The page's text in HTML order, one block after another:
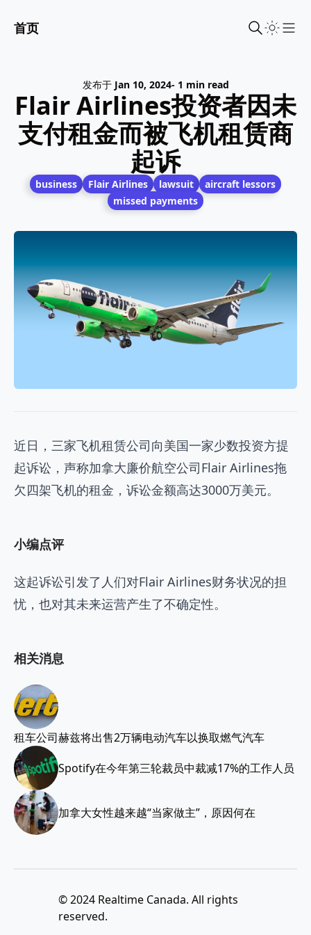
首页
发布于 Jan 10, 2024- 1 min read
Flair Airlines投资者因未
支付租金而被飞机租赁商
起诉
business Flair Airlines lawsuit
aircraft lessors
missed payments
近日，三家飞机租赁公司向美国一家少数投资方提
起诉讼，声称加拿大廉价航空公司Flair Airlines拖
欠四架飞机的租金，诉讼金额高达3000万美元。
小编点评
这起诉讼引发了人们对Flair Airlines财务状况的担
忧，也对其未来运营产生了不确定性。
相关消息
租车公司赫兹将出售2万辆电动汽车以换取燃气汽车
Spotify在今年第三轮裁员中裁减17%的工作人员
加拿大女性越来越“当家做主”，原因何在
© 2024 Realtime Canada. All rights
reserved.